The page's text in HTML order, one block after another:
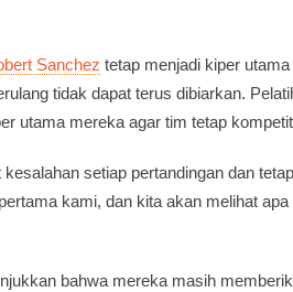
Sanchez tetap menjadi kiper
tidak dapat terus dibiarkan.
utama mereka agar tim tetap
setiap pertandingan dan
kami, dan kita akan melihat
bahwa mereka masih